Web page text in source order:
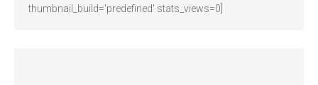
thumbnail_build='predefined' stats_views=0]